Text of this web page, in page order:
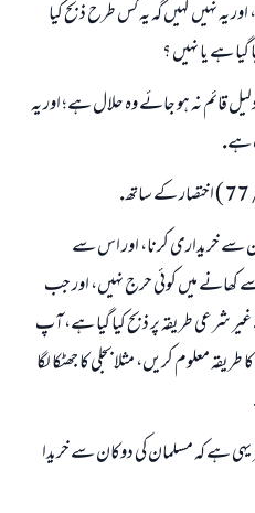
يہ نہيں كہيں گہ يہ كس طرح ذبح كيا
گيا ہے يا نہيں ؟
نہ ہو جائے وہ حلال ہے؛ اور يہ
ہے.
سے خريدارى كرنا، اور اس سے
ميں كوئى حرج نہيں، اور جب
شرعى طريقہ پر ذبح كيا گيا ہے، آپ
معلوم كريں، مثلا بجلى كا جھٹكا لگا
يہى ہے كہ مسلمان كى دوكان سے خريدا